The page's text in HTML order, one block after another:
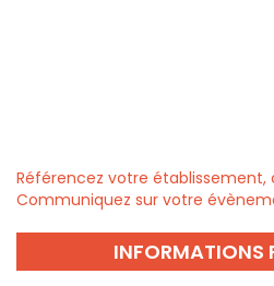
Référencez votre établissement,
Communiquez sur votre
INFORMATIONS